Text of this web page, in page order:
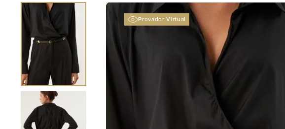
Provador Virtual
calcinha
vestido curto
saida
verde
vestidos